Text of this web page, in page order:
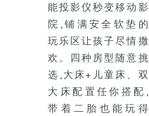
能投影仪秒变移动影
院,铺满安全软垫的
玩乐区让孩子尽情撒
欢。四种房型随意挑
选,大床+儿童床、双
大床配置任你搭配,
带着二胎也能玩得